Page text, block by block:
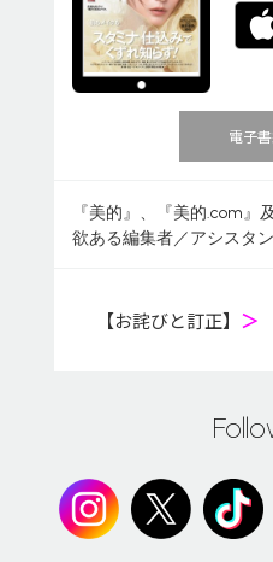
電子
『美的』、『美的.com』
欲ある編集者／アシスタ
【お詫びと訂正】 ＞